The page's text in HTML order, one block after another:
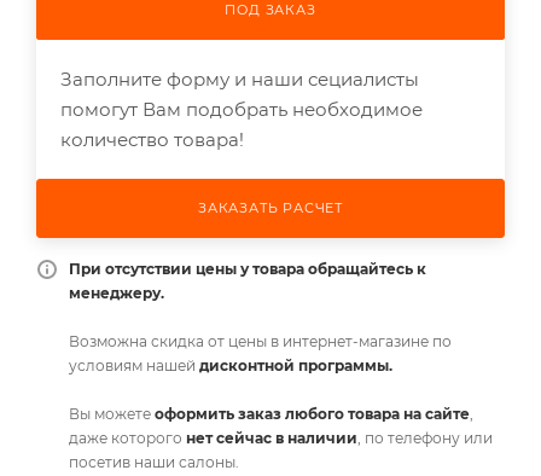
ПОД ЗАКАЗ
Заполните форму и наши сециалисты
помогут Вам подобрать необходимое
количество товара!
ЗАКАЗАТЬ РАСЧЕТ
При отсутствии цены у товара обращайтесь к
менеджеру.
Возможна скидка от цены в интернет-магазине по
условиям нашей дисконтной программы.
Вы можете оформить заказ любого товара на сайте,
даже которого нет сейчас в наличии, по телефону или
посетив наши салоны.